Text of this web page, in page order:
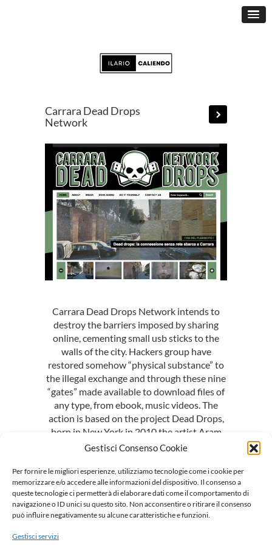
Gestisci Consenso Cookie
Per fornire le migliori esperienze, utilizziamo tecnologie come i cookie per
memorizzare e/o accedere alle informazioni del dispositivo. Il consenso a
queste tecnologie ci permetterà di elaborare dati come il comportamento di
navigazione o ID unici su questo sito. Non acconsentire o ritirare il consenso
può influire negativamente su alcune caratteristiche e funzioni.
Gestisci servizi
Carrara Dead Drops
Network
Carrara Dead Drops Network intends to
destroy the barriers imposed by sharing
online, cementing small usb sticks to the
walls of the city. Hackers group have
restored somehow “physical substance” to
the illegal exchange and through these nine
“gates” made available to download files of
any type, from ebook, music videos. The
action is based on the project Dead Drops,
born in New York in 2010 the artist Aram
Bartholl.
Date: 2012
Media: Peer to peer file-sharing
network, website
Facebook
Mastodon
EmailCondividi